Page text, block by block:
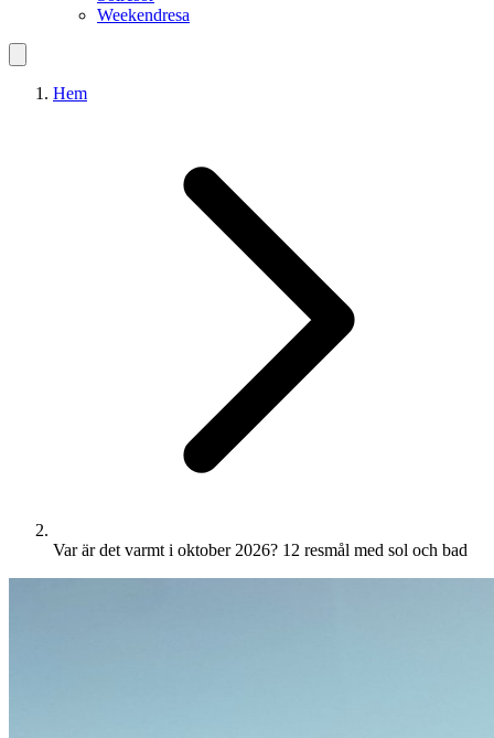
Weekendresa
Hem
Var är det varmt i oktober 2026? 12 resmål med sol och bad